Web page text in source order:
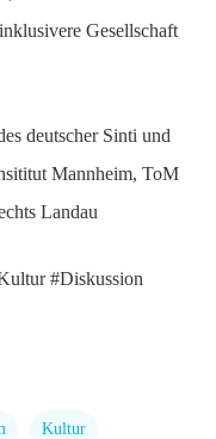
Gesellschaft
deutscher Sinti und
Mannheim, ToM
Landau
#Diskussion
Kultur